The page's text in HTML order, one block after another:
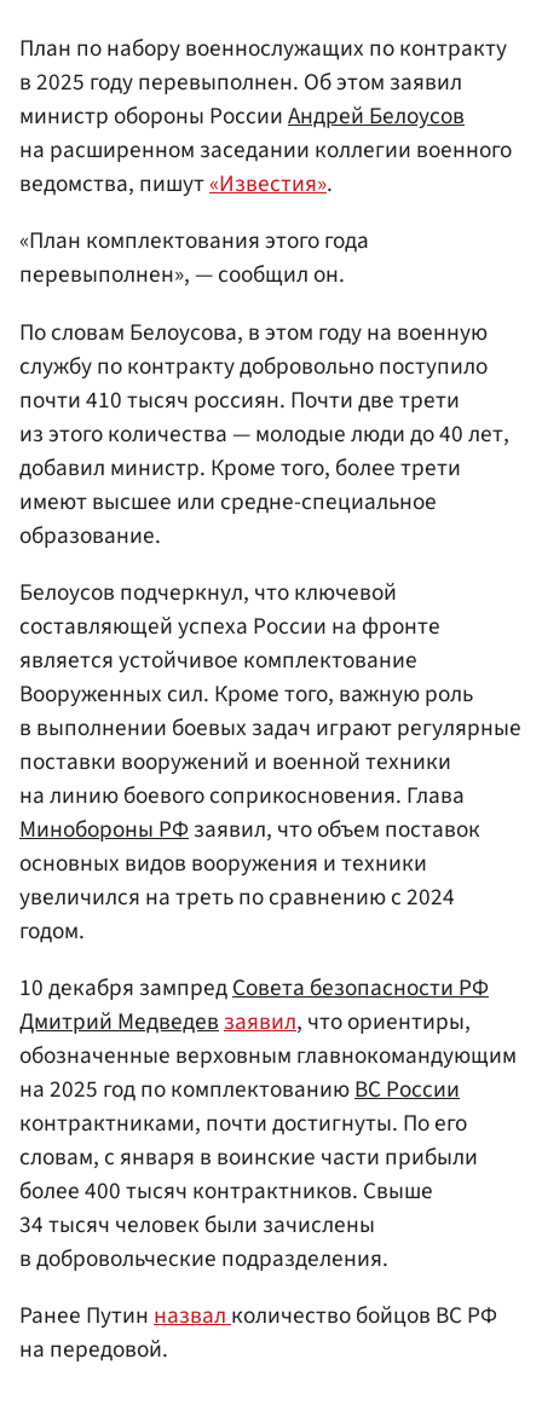
План по набору военнослужащих по контракту
в 2025 году перевыполнен. Об этом заявил
министр обороны РоссииАндрей Белоусов
на расширенном заседании коллегии военного
ведомства, пишут«Известия».
«План комплектования этого года
перевыполнен», — сообщил он.
По словам Белоусова, в этом году на военную
службу по контракту добровольно поступило
почти 410 тысяч россиян. Почти две трети
из этого количества — молодые люди до 40 лет,
добавил министр. Кроме того, более трети
имеют высшее или средне-специальное
образование.
Белоусов подчеркнул, что ключевой
составляющей успеха России на фронте
является устойчивое комплектование
Вооруженных сил. Кроме того, важную роль
в выполнении боевых задач играют регулярные
поставки вооружений и военной техники
на линию боевого соприкосновения. Глава
Минобороны РФзаявил, что объем поставок
основных видов вооружения и техники
увеличился на треть по сравнению с 2024
годом.
10 декабря зампредСовета безопасности РФ
Дмитрий Медведевзаявил, что ориентиры,
обозначенные верховным главнокомандующим
на 2025 год по комплектованиюВС России
контрактниками, почти достигнуты. По его
словам, с января в воинские части прибыли
более 400 тысяч контрактников. Свыше
34 тысяч человек были зачислены
в добровольческие подразделения.
Ранее Путинназвалколичество бойцов ВС РФ
на передовой.